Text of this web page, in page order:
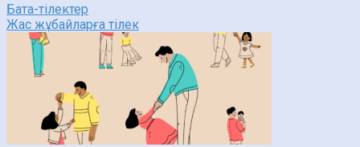
Бата-тілектер
Жас жұбайларға тілек